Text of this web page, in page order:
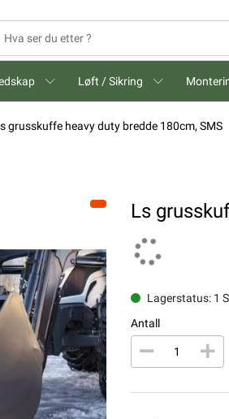
Løft / Sikring
grusskuffe heavy duty bredde 180cm, SMS
Ls
Lagerstatus: 1
Antall